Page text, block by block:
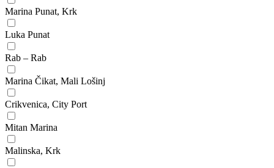
Marina Punat, Krk
Luka Punat
Rab – Rab
Marina Čikat, Mali Lošinj
Crikvenica, City Port
Mitan Marina
Malinska, Krk